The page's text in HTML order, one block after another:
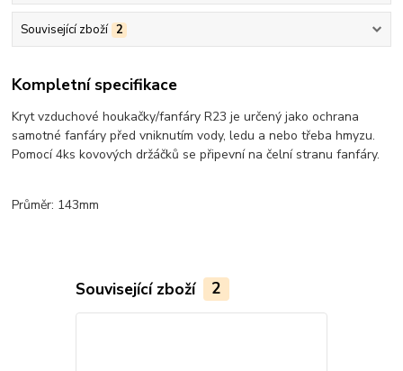
Související zboží 2
Kompletní specifikace
Kryt vzduchové houkačky/fanfáry R23 je určený jako ochrana
samotné fanfáry před vniknutím vody, ledu a nebo třeba hmyzu.
Pomocí 4ks kovových držáčků se připevní na čelní stranu fanfáry.
Průměr: 143mm
Související zboží 2